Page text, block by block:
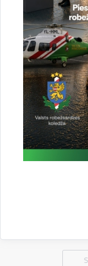
Drukāt lapu
Dalīties
Vai šī